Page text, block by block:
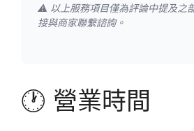
⚠️ 以上服務項目僅為評論中提及之
接與商家聯繫諮詢。
🕐 營業時間